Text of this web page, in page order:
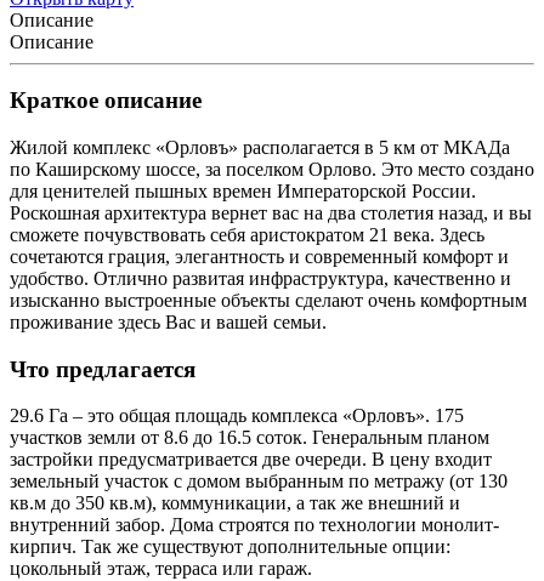
Описание
Описание
Краткое описание
Жилой комплекс «Орловъ» располагается в 5 км от МКАДа
по Каширскому шоссе, за поселком Орлово. Это место создано
для ценителей пышных времен Императорской России.
Роскошная архитектура вернет вас на два столетия назад, и вы
сможете почувствовать себя аристократом 21 века. Здесь
сочетаются грация, элегантность и современный комфорт и
удобство. Отлично развитая инфраструктура, качественно и
изысканно выстроенные объекты сделают очень комфортным
проживание здесь Вас и вашей семьи.
Что предлагается
29.6 Га – это общая площадь комплекса «Орловъ». 175
участков земли от 8.6 до 16.5 соток. Генеральным планом
застройки предусматривается две очереди. В цену входит
земельный участок с домом выбранным по метражу (от 130
кв.м до 350 кв.м), коммуникации, а так же внешний и
внутренний забор. Дома строятся по технологии монолит-
кирпич. Так же существуют дополнительные опции:
цокольный этаж, терраса или гараж.